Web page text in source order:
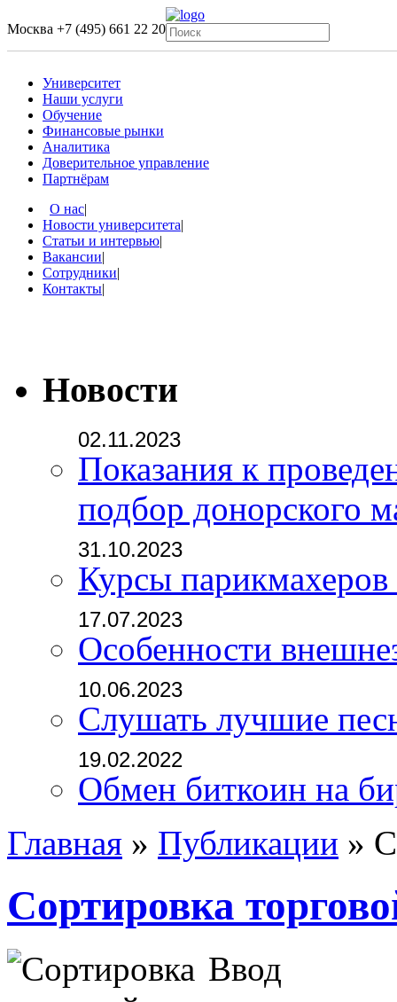
Москва +7 (495) 661 22 20
Университет
Наши услуги
Обучение
Финансовые рынки
Аналитика
Доверительное управление
Партнёрам
О нас|
Новости университета|
Статьи и интервью|
Вакансии|
Сотрудники|
Контакты|
Новости
02.11.2023
Показания к
подбор донорского
31.10.2023
Курсы
17.07.2023
Особенности
10.06.2023
Слушать лучшие
19.02.2022
Обмен биткоин на
Главная » Публикации »
Сортировка
Ввод